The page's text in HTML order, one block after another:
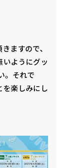
ますので、
ようにグッ
。それで
を楽しみにし